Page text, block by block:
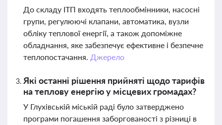
До складу ІТП входять теплообмінники, насосні
групи, регулюючі клапани, автоматика, вузли
обліку теплової енергії, а також допоміжне
обладнання, яке забезпечує ефективне і безпечне
теплопостачання. Джерело
Які останні рішення прийняті щодо тарифів
на теплову енергію у місцевих громадах?
У Глухівській міській раді було затверджено
програми погашення заборгованості з різниці в